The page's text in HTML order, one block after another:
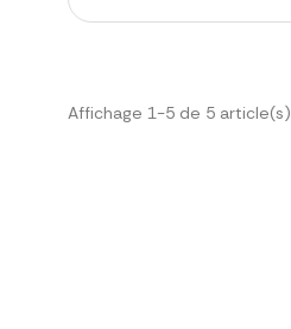
Affichage 1-5 de 5 article(s)